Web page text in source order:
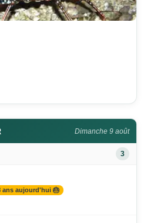
Dimanche 9 août
3
ans aujourd'hui 🎂